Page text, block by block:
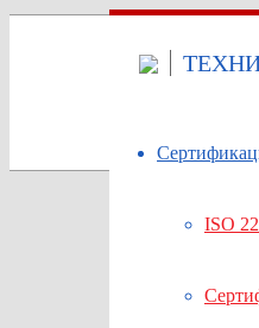
ISO